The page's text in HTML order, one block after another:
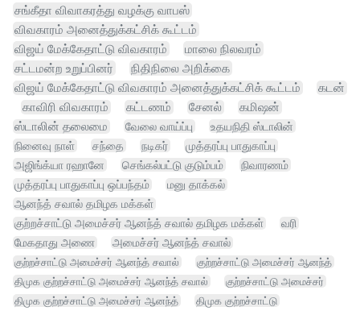
சங்கீதா விவாகரத்து வழக்கு வாபஸ்
விவகாரம் அனைத்துக்கட்சிக் கூட்டம்
விஜய் மேக்கேதாட்டு விவகாரம்
மாலை நிலவரம்
சட்டமன்ற உறுப்பினர்
நிதிநிலை அறிக்கை
விஜய் மேக்கேதாட்டு விவகாரம் அனைத்துக்கட்சிக் கூட்டம்
கடன்
காவிரி விவகாரம்
கட்டணம் சேனல்
கமிஷன்
ஸ்டாலின் தலைமை
வேலை வாய்ப்பு
உதயநிதி ஸ்டாலின்
நினைவு நாள்
சந்தை நடிகர்
முத்தரப்பு பாதுகாப்பு
அஜிங்க்யா ரஹானே
செங்கல்பட்டு குடும்பம் நிவாரணம்
முத்தரப்பு பாதுகாப்பு ஒப்பந்தம்
மனு தாக்கல்
ஆனந்த் சவால் தமிழக மக்கள்
குற்றச்சாட்டு அமைச்சர் ஆனந்த் சவால் தமிழக மக்கள்
வரி
மேகதாது அணை
அமைச்சர் ஆனந்த் சவால்
குற்றச்சாட்டு அமைச்சர் ஆனந்த் சவால்
குற்றச்சாட்டு அமைச்சர் ஆனந்த்
திமுக குற்றச்சாட்டு அமைச்சர் ஆனந்த் சவால்
குற்றச்சாட்டு அமைச்சர்
திமுக குற்றச்சாட்டு அமைச்சர் ஆனந்த்
திமுக குற்றச்சாட்டு